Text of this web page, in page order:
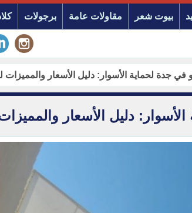
بيوت شعر مقاولات عامة برجولات
جدة لحماية الأسوار: دليل الأسعار والمميزات لعام
دليل الأسعار والمميزات